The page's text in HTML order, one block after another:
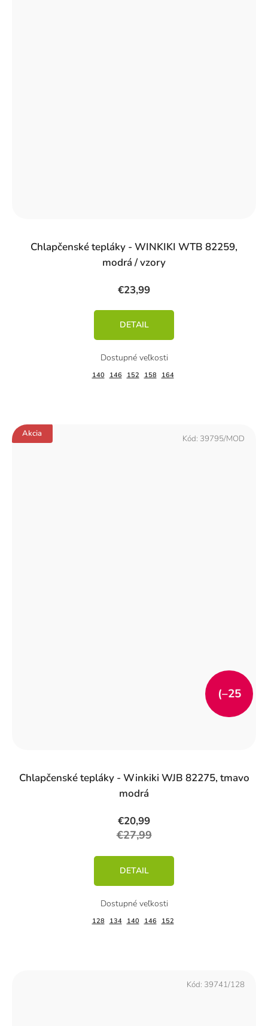
Chlapčenské tepláky - WINKIKI WTB 82259,
modrá / vzory
€23,99
DETAIL
140 146 152 158 164
Akcia
Chlapčenské tepláky - Winkiki WJB 82275, tmavo
modrá
€20,99
€27,99
(–25
DETAIL
128 134 140 146 152
Kód: 39795/MOD
Kód: 39741/128